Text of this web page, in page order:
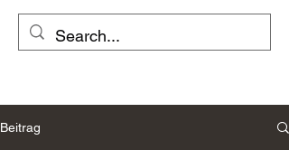
Beitrag